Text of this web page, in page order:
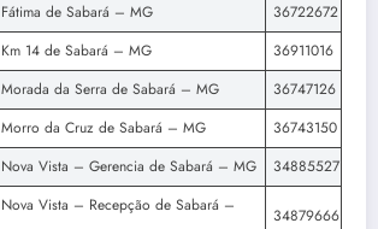
de Sabará – MG
36722672
14 de Sabará – MG
36911016
da Serra de Sabará – MG
36747126
da Cruz de Sabará – MG
36743150
Vista – Gerencia de Sabará – MG
34885527
Vista – Recepção de Sabará –
34879666